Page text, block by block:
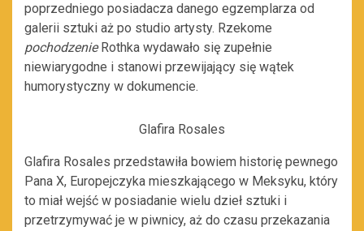
poprzedniego posiadacza danego egzemplarza od
galerii sztuki aż po studio artysty. Rzekome
pochodzenieRothka wydawało się zupełnie
niewiarygodne i stanowi przewijający się wątek
humorystyczny w dokumencie.
Glafira Rosales
Glafira Rosales przedstawiła bowiem historię pewnego
Pana X, Europejczyka mieszkającego w Meksyku, który
to miał wejść w posiadanie wielu dzieł sztuki i
przetrzymywać je w piwnicy, aż do czasu przekazania